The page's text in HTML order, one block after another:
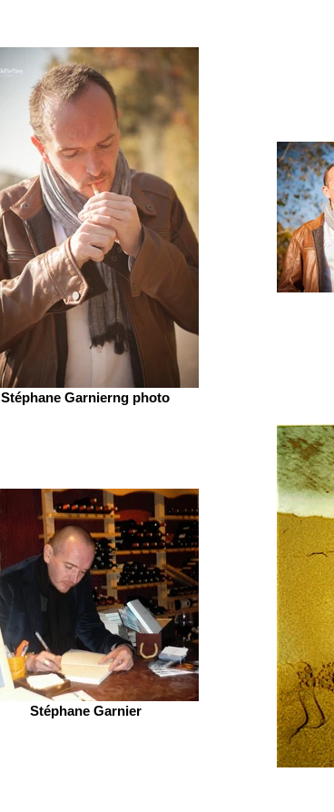
Stéphane Garnierng photo
Stéphane Garnier